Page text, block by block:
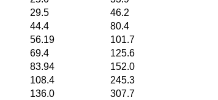
29.5
46.2
44.4
80.4
56.19
101.7
69.4
125.6
83.94
152.0
108.4
245.3
136.0
307.7